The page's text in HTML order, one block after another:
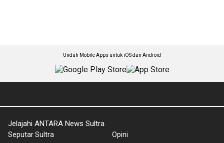
Unduh Mobile Apps untuk iOS dan Android
Jelajahi ANTARA News Sultra
Seputar Sultra
Opini